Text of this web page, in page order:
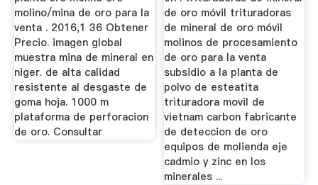
molino/mina de oro para la
venta . 2016,1 36 Obtener
Precio. imagen global
muestra mina de mineral en
niger. de alta calidad
resistente al desgaste de
goma hoja. 1000 m
plataforma de perforacion
de oro. Consultar
de oro móvil trituradoras
de mineral de oro móvil
molinos de procesamiento
de oro para la venta
subsidio a la planta de
polvo de esteatita
trituradora movil de
vietnam carbon fabricante
de deteccion de oro
equipos de molienda eje
cadmio y zinc en los
minerales ...